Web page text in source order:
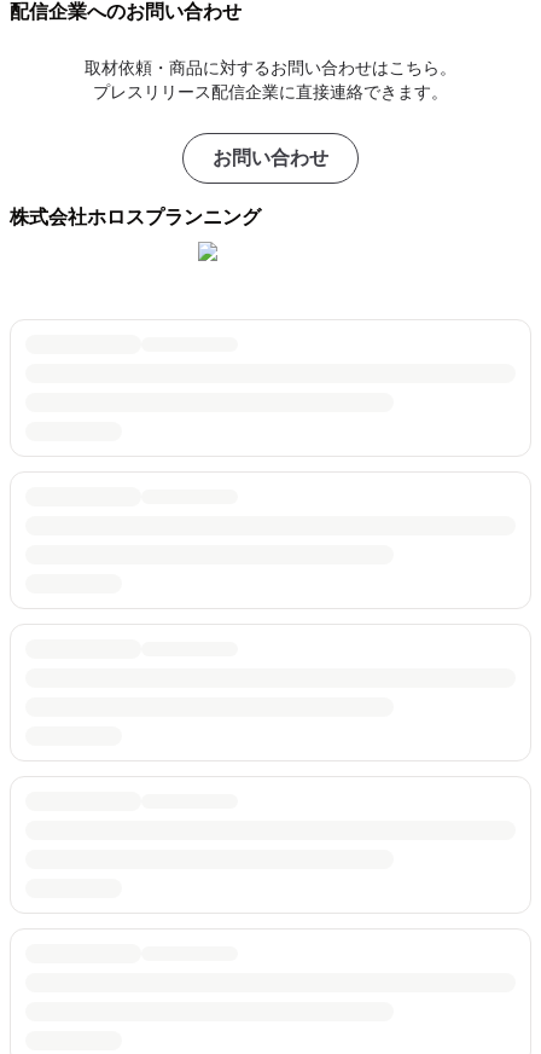
配信企業へのお問い合わせ
取材依頼・商品に対するお問い合わせはこちら。
プレスリリース配信企業に直接連絡できます。
お問い合わせ
株式会社ホロスプランニング